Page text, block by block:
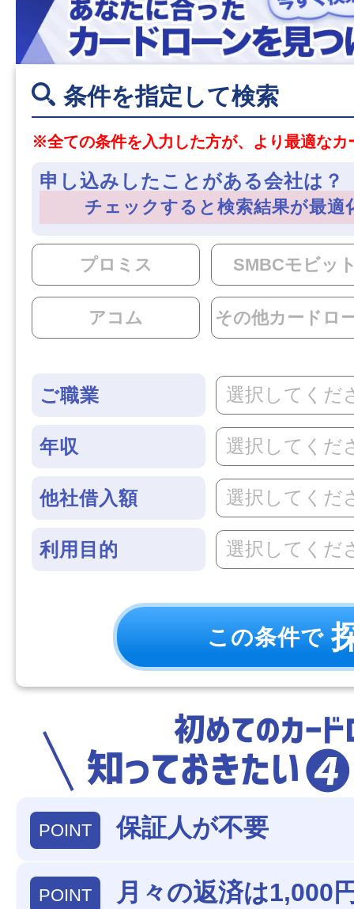
条件を指定して検索
※全ての条件を入力した方が、より最適なカ
申し込みしたことがある会社は？
チェックすると検索結果が最適
プロミス SMBCモビッ
アコム その他カードロ
ご職業 選択してくだ
年収 選択してくだ
他社借入額 選択してくだ
利用目的 選択してくだ
この条件で
POINT 保証人が不要
POINT 月々の返済は1,000